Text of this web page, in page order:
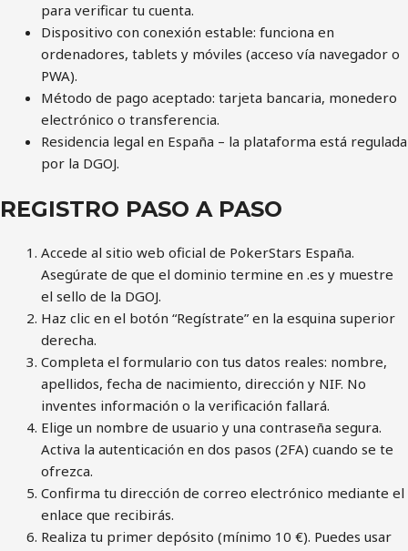
para verificar tu cuenta.
Dispositivo con conexión estable: funciona en
ordenadores, tablets y móviles (acceso vía navegador o
PWA).
Método de pago aceptado: tarjeta bancaria, monedero
electrónico o transferencia.
Residencia legal en España – la plataforma está regulada
por la DGOJ.
REGISTRO PASO A PASO
Accede al sitio web oficial de PokerStars España.
Asegúrate de que el dominio termine en .es y muestre
el sello de la DGOJ.
Haz clic en el botón “Regístrate” en la esquina superior
derecha.
Completa el formulario con tus datos reales: nombre,
apellidos, fecha de nacimiento, dirección y NIF. No
inventes información o la verificación fallará.
Elige un nombre de usuario y una contraseña segura.
Activa la autenticación en dos pasos (2FA) cuando se te
ofrezca.
Confirma tu dirección de correo electrónico mediante el
enlace que recibirás.
Realiza tu primer depósito (mínimo 10 €). Puedes usar